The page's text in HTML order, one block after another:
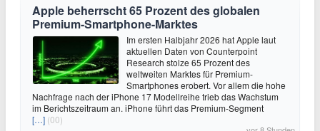
Apple beherrscht 65 Prozent des globalen
Premium-Smartphone-Marktes
Im ersten Halbjahr 2026 hat Apple laut
aktuellen Daten von Counterpoint
Research stolze 65 Prozent des
weltweiten Marktes für Premium-
Smartphones erobert. Vor allem die hohe
Nachfrage nach der iPhone 17 Modellreihe trieb das Wachstum
im Berichtszeitraum an. iPhone führt das Premium-Segment
[…] (00)